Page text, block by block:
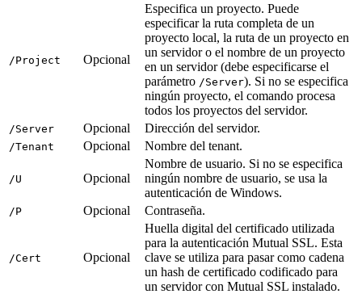
/Project Opcional
Especifica un proyecto. Puede
especificar la ruta completa de un
proyecto local, la ruta de un proyecto en
un servidor o el nombre de un proyecto
en un servidor (debe especificarse el
parámetro /Server). Si no se especifica
ningún proyecto, el comando procesa
todos los proyectos del servidor.
/Server Opcional Dirección del servidor.
/Tenant Opcional Nombre del tenant.
/U Opcional
Nombre de usuario. Si no se especifica
ningún nombre de usuario, se usa la
autenticación de Windows.
/P Opcional Contraseña.
/Cert Opcional
Huella digital del certificado utilizada
para la autenticación Mutual SSL. Esta
clave se utiliza para pasar como cadena
un hash de certificado codificado para
un servidor con Mutual SSL instalado.